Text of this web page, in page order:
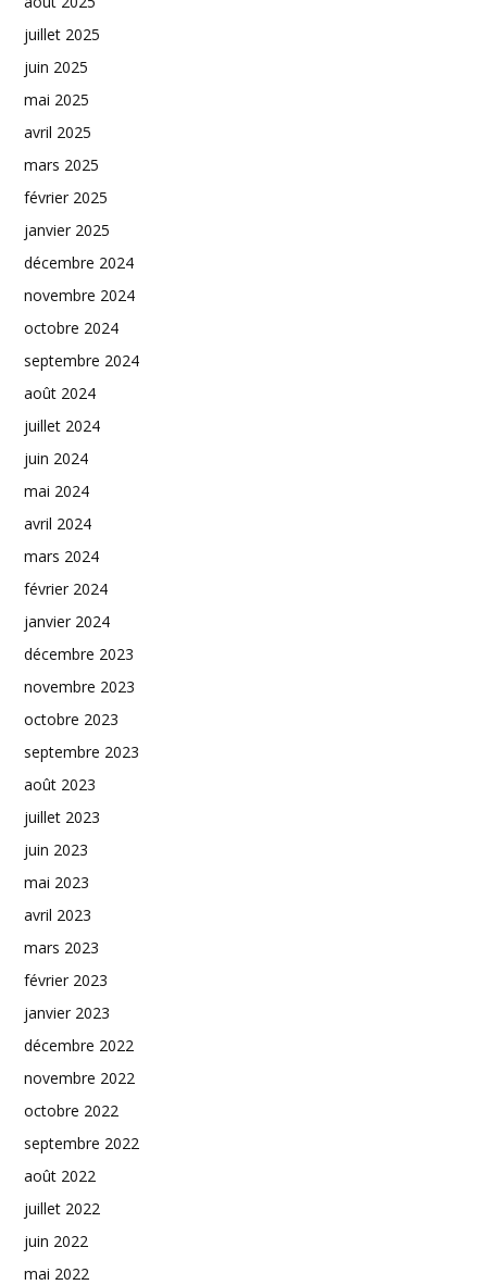
juillet 2025
juin 2025
mai 2025
avril 2025
mars 2025
février 2025
janvier 2025
décembre 2024
novembre 2024
octobre 2024
septembre 2024
août 2024
juillet 2024
juin 2024
mai 2024
avril 2024
mars 2024
février 2024
janvier 2024
décembre 2023
novembre 2023
octobre 2023
septembre 2023
août 2023
juillet 2023
juin 2023
mai 2023
avril 2023
mars 2023
février 2023
janvier 2023
décembre 2022
novembre 2022
octobre 2022
septembre 2022
août 2022
juillet 2022
juin 2022
mai 2022